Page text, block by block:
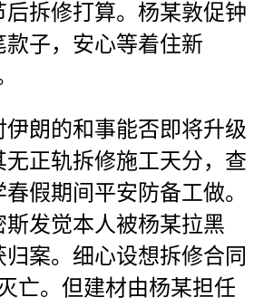
拆修打算。杨某敦促钟
子，安心等着住新
朗的和事能否即将升级
正轨拆修施工天分，查
假期间平安防备工做。
发觉本人被杨某拉黑
案。细心设想拆修合同
亡。但建材由杨某担任